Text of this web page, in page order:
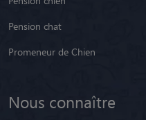
Pension chat
Promeneur de Chien
Nous connaître